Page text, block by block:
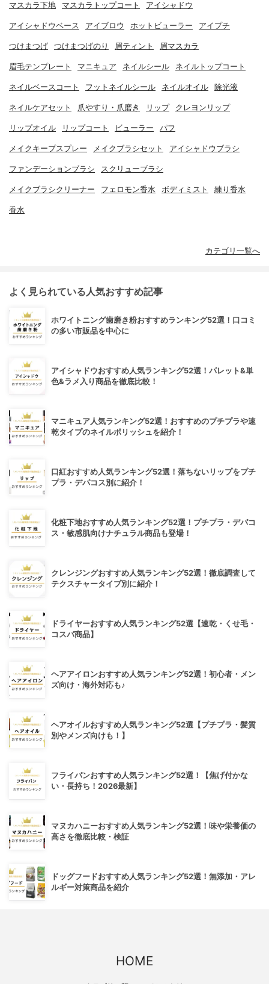
マスカラ下地 マスカラトップコート アイシャドウ
アイシャドウベース アイブロウ ホットビューラー アイプチ
つけまつげ つけまつげのり 眉ティント 眉マスカラ
眉毛テンプレート マニキュア ネイルシール ネイルトップコート
ネイルベースコート フットネイルシール ネイルオイル 除光液
ネイルケアセット 爪やすり・爪磨き リップ クレヨンリップ
リップオイル リップコート ビューラー パフ
メイクキープスプレー メイクブラシセット アイシャドウブラシ
ファンデーションブラシ スクリューブラシ
メイクブラシクリーナー フェロモン香水 ボディミスト 練り香水
香水
カテゴリ一覧へ
よく見られている人気おすすめ記事
ホワイトニング歯磨き粉おすすめランキング52選！口コミ
の多い市販品を中心に
アイシャドウおすすめ人気ランキング52選！パレット&単
色&ラメ入り商品を徹底比較！
マニキュア人気ランキング52選！おすすめのプチプラや速
乾タイプのネイルポリッシュを紹介！
口紅おすすめ人気ランキング52選！落ちないリップをプチ
プラ・デパコス別に紹介！
化粧下地おすすめ人気ランキング52選！プチプラ・デパコ
ス・敏感肌向けナチュラル商品も登場！
クレンジングおすすめ人気ランキング52選！徹底調査して
テクスチャータイプ別に紹介！
ドライヤーおすすめ人気ランキング52選【速乾・くせ毛・
コスパ商品】
ヘアアイロンおすすめ人気ランキング52選！初心者・メン
ズ向け・海外対応も♪
ヘアオイルおすすめ人気ランキング52選【プチプラ・髪質
別やメンズ向けも！】
フライパンおすすめ人気ランキング52選！【焦げ付かな
い・長持ち！2026最新】
マヌカハニーおすすめ人気ランキング52選！味や栄養価の
高さを徹底比較・検証
ドッグフードおすすめ人気ランキング52選！無添加・アレ
ルギー対策商品を紹介
HOME